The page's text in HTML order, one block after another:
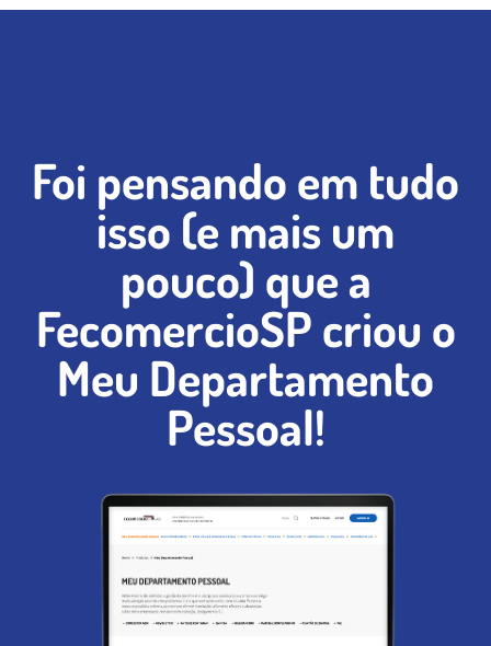
Foi pensando em tudo
isso (e mais um
pouco) que a
FecomercioSP criou o
Meu Departamento
Pessoal!